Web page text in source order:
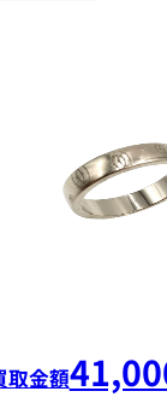
取金額